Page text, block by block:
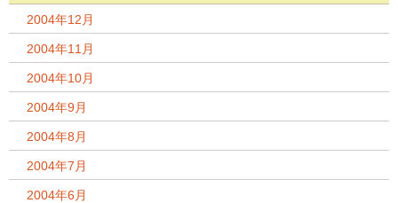
2004年12月
2004年11月
2004年10月
2004年9月
2004年8月
2004年7月
2004年6月